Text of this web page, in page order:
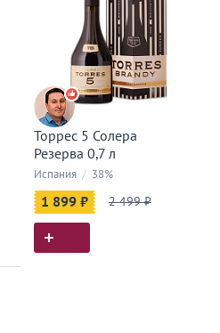
Торрес 5 Солера
Резерва 0,7 л
Испания / 38%
1 899 ₽ 2 499 ₽